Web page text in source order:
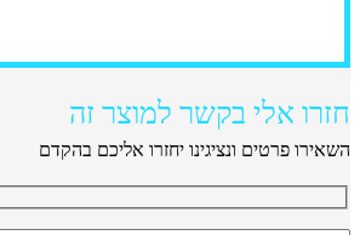
חזרו אלי בקשר למוצר זה
השאירו פרטים ונציגינו יחזרו אליכם בהקדם